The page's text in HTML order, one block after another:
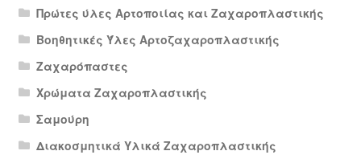
Πρώτες ύλες Αρτοποιίας και Ζαχαροπλαστικής
Βοηθητικές Ύλες Αρτοζαχαροπλαστικής
Ζαχαρόπαστες
Χρώματα Ζαχαροπλαστικής
Σαμούρη
Διακοσμητικά Υλικά Ζαχαροπλαστικής